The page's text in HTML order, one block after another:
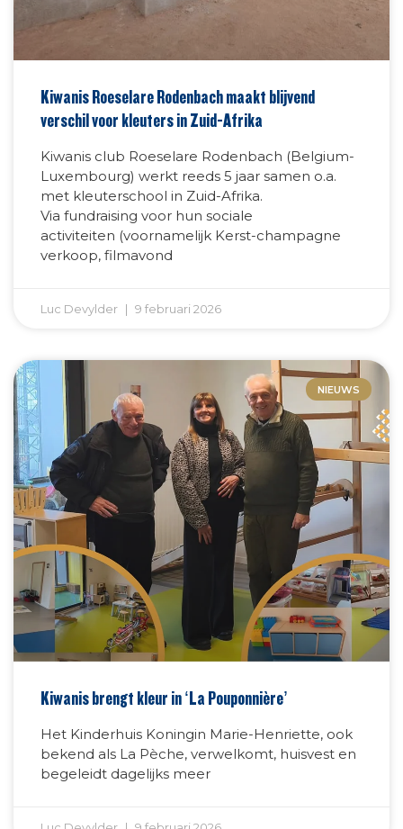
Kiwanis Roeselare Rodenbach maakt blijvend
verschil voor kleuters in Zuid-Afrika
Kiwanis club Roeselare Rodenbach (Belgium-
Luxembourg) werkt reeds 5 jaar samen o.a.
met kleuterschool in Zuid-Afrika.
Via fundraising voor hun sociale
activiteiten (voornamelijk Kerst-champagne
verkoop, filmavond
Luc Devylder 9 februari 2026
NIEUWS
Kiwanis brengt kleur in ‘La Pouponnière’
Het Kinderhuis Koningin Marie-Henriette, ook
bekend als La Pèche, verwelkomt, huisvest en
begeleidt dagelijks meer